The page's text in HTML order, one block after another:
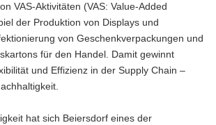
VAS-Aktivitäten (VAS: Value-Added
der Produktion von Displays und
von Geschenkverpackungen und
für den Handel. Damit gewinnt
und Effizienz in der Supply Chain –
hat sich Beiersdorf eines der